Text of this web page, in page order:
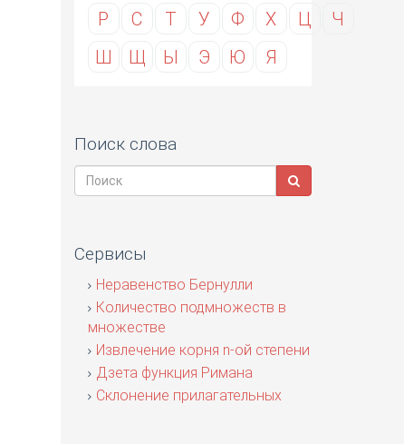
Р
С Т У Ф Х Ц
Ч
Ш
Щ Ы Э Ю Я
Поиск слова
Сервисы
Неравенство Бернулли
Количество подмножеств в
множестве
Извлечение корня n-ой степени
Дзета функция Римана
Склонение прилагательных